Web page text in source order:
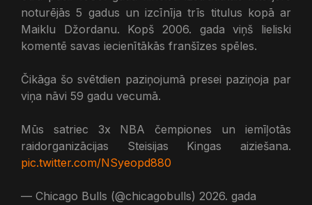
noturējās 5 gadus un izcīnīja trīs titulus kopā ar
Maiklu Džordanu. Kopš 2006. gada viņš lieliski
komentē savas iecienītākās franšīzes spēles.
Čikāga šo svētdien paziņojumā presei paziņoja par
viņa nāvi 59 gadu vecumā.
Mūs satriec 3x NBA čempiones un iemīļotās
raidorganizācijas Steisijas Kingas aiziešana.
pic.twitter.com/NSyeopd880
— Chicago Bulls (@chicagobulls) 2026. gada